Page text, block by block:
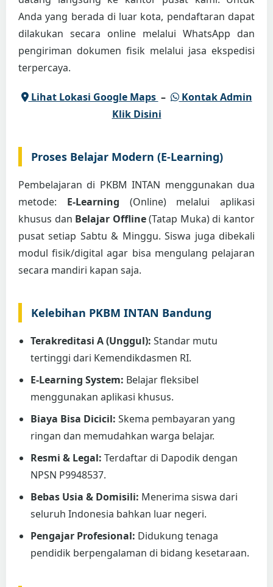
Anda yang berada di luar kota, pendaftaran dapat
dilakukan secara online melalui WhatsApp dan
pengiriman dokumen fisik melalui jasa ekspedisi
terpercaya.
Lihat Lokasi Google Maps –
Kontak Admin
Klik Disini
Proses Belajar Modern (E-Learning)
Pembelajaran di PKBM INTAN menggunakan dua
metode: E-Learning (Online) melalui aplikasi
khusus dan Belajar Offline(Tatap Muka) di kantor
pusat setiap Sabtu & Minggu. Siswa juga dibekali
modul fisik/digital agar bisa mengulang pelajaran
secara mandiri kapan saja.
Kelebihan PKBM INTAN Bandung
Terakreditasi A (Unggul): Standar mutu
tertinggi dari Kemendikdasmen RI.
E-Learning System: Belajar fleksibel
menggunakan aplikasi khusus.
Biaya Bisa Dicicil: Skema pembayaran yang
ringan dan memudahkan warga belajar.
Resmi & Legal: Terdaftar di Dapodik dengan
NPSN P9948537.
Bebas Usia & Domisili: Menerima siswa dari
seluruh Indonesia bahkan luar negeri.
Pengajar Profesional: Didukung tenaga
pendidik berpengalaman di bidang kesetaraan.